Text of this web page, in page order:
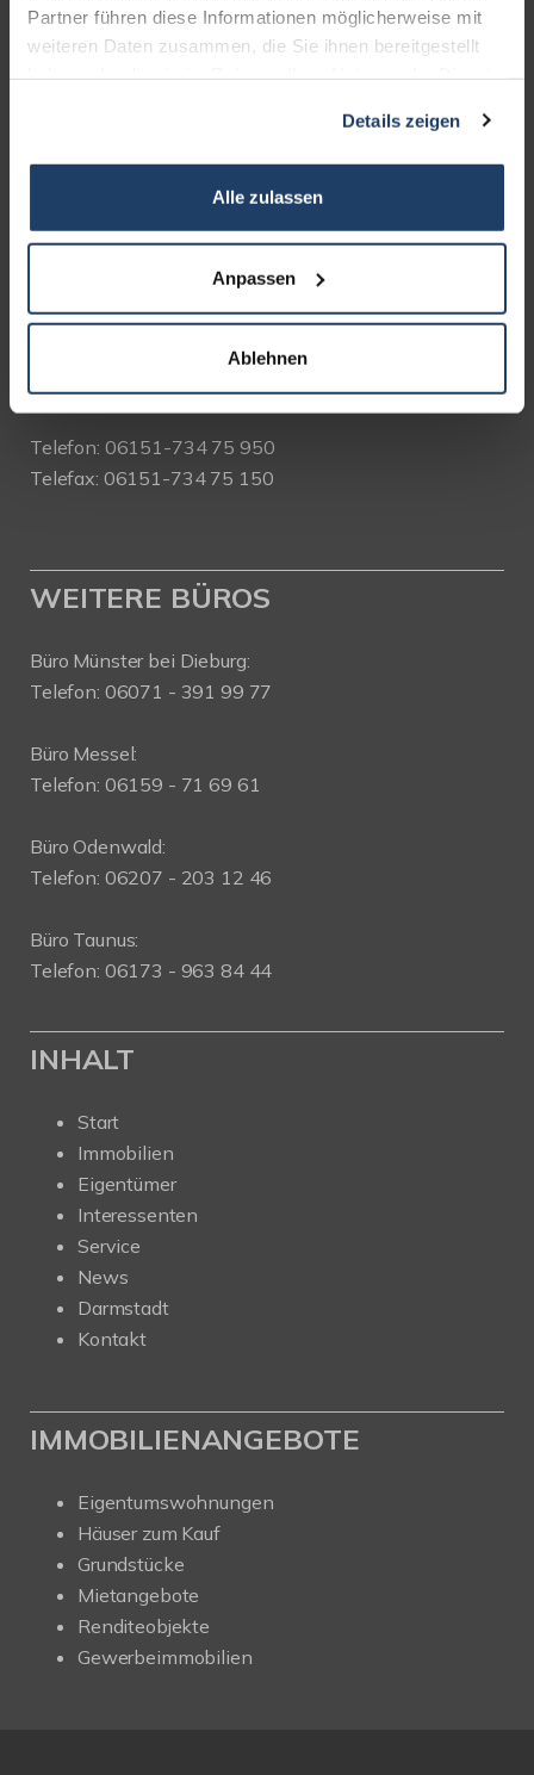
Partner führen diese Informationen möglicherweise mit
weiteren Daten zusammen, die Sie ihnen bereitgestellt
Details zeigen
Alle zulassen
Anpassen
Ablehnen
terrakon Immobilienberatung
Bad Nauheimer Straße 4
Bürozeiten:
Mo. - Fr. 9.00 - 18.00 Uhr
Sa. + So. nach Vereinbarung
Telefon: 06151-734 75 950
Telefax: 06151-734 75 150
WEITERE BÜROS
Büro Münster bei Dieburg:
Telefon: 06071 - 391 99 77
Büro Messel:
Telefon: 06159 - 71 69 61
Büro Odenwald:
Telefon: 06207 - 203 12 46
Büro Taunus:
Telefon: 06173 - 963 84 44
INHALT
Start
Immobilien
Eigentümer
Interessenten
Service
News
Darmstadt
Kontakt
IMMOBILIENANGEBOTE
Eigentumswohnungen
Häuser zum Kauf
Grundstücke
Mietangebote
Renditeobjekte
Gewerbeimmobilien